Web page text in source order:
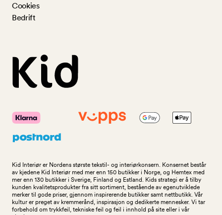
Cookies
Bedrift
Kid Interiør er Nordens største tekstil- og interiørkonsern. Konsernet består
av kjedene Kid Interiør med mer enn 150 butikker i Norge, og Hemtex med
mer enn 130 butikker i Sverige, Finland og Estland. Kids strategi er å tilby
kunden kvalitetsprodukter fra sitt sortiment, bestående av egenutviklede
merker til gode priser, gjennom inspirerende butikker samt nettbutikk. Vår
kultur er preget av kremmerånd, inspirasjon og dedikerte mennesker. Vi tar
forbehold om trykkfeil, tekniske feil og feil i innhold på site eller i vår